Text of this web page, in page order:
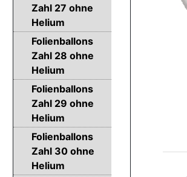
Zahl 27 ohne
Helium
Folienballons
Zahl 28 ohne
Helium
Folienballons
Zahl 29 ohne
Helium
Folienballons
Zahl 30 ohne
Helium